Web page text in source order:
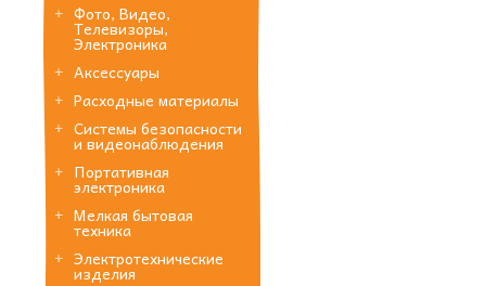
Фото, Видео,
Телевизоры,
Электроника
Аксессуары
Расходные материалы
Системы безопасности
и видеонаблюдения
Портативная
электроника
Мелкая бытовая
техника
Электротехнические
изделия